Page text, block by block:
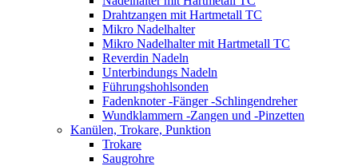
Drahtzangen mit Hartmetall TC
Mikro Nadelhalter
Mikro Nadelhalter mit Hartmetall TC
Reverdin Nadeln
Unterbindungs Nadeln
Führungshohlsonden
Fadenknoter -Fänger -Schlingendreher
Wundklammern -Zangen und -Pinzetten
Kanülen, Trokare, Punktion
Trokare
Saugrohre